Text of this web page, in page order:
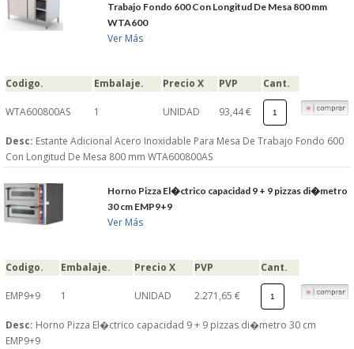
Trabajo Fondo 600 Con Longitud De Mesa 800 mm
WTA600
Ver Más
Codigo. Embalaje. Precio X PVP Cant.
WTA600800AS 1 UNIDAD 93,44 €
Desc: Estante Adicional Acero Inoxidable Para Mesa De Trabajo Fondo 600
Con Longitud De Mesa 800 mm WTA600800AS
Horno Pizza El�ctrico capacidad 9 + 9 pizzas di�metro
30 cm EMP9+9
Ver Más
Codigo. Embalaje. Precio X PVP Cant.
EMP9+9 1 UNIDAD 2.271,65 €
Desc: Horno Pizza El�ctrico capacidad 9 + 9 pizzas di�metro 30 cm
EMP9+9